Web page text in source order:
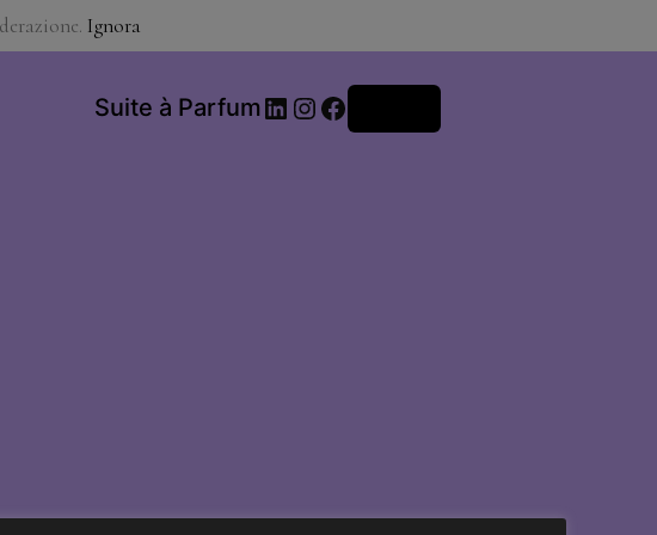
Ignora
Suite à ParfumLinkedIn
Instagram
Facebook